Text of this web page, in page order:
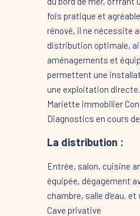
fois pratique et
rénové, il ne nécessite
distribution optimale,
aménagements et
permettent une
une exploitation
Mariette immobilier
Diagnostics en cours
La distribution :
Entrée, salon, cuisine
équipée, dégagement
chambre, salle d'eau, et
Cave privative